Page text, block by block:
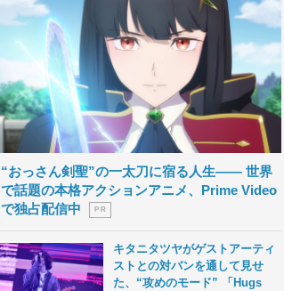
“おっさん剣聖”の一太刀に宿る人生―― 世界
で話題の本格アクションアニメ、Prime Video
で独占配信中
P R
キタニタツヤがゲストアーティ
ストとの対バンを通して見せ
た、“攻めのモード” 「Hugs